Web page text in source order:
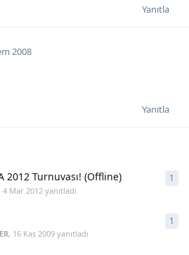
Yanıtla
2008
Yanıtla
2012 Turnuvası! (Offline)
4 Mar 2012yanıtladı
1
, 16 Kas 2009yanıtladı
1